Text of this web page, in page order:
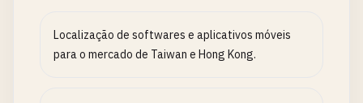
Localização de softwares e aplicativos móveis
para o mercado de Taiwan e Hong Kong.